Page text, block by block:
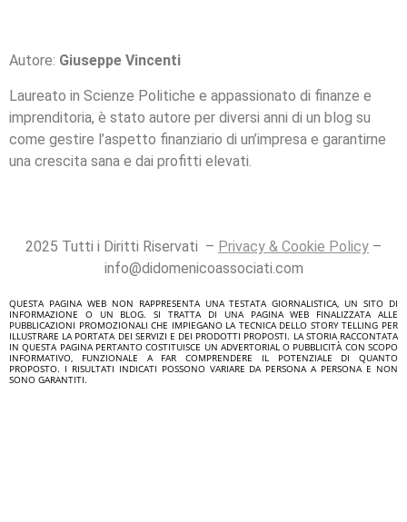
Autore: Giuseppe Vincenti
Laureato in Scienze Politiche e appassionato di finanze e
imprenditoria, è stato autore per diversi anni di un blog su
come gestire l’aspetto finanziario di un’impresa e garantirne
una crescita sana e dai profitti elevati.
2025 Tutti i Diritti Riservati – Privacy & Cookie Policy –
info@didomenicoassociati.com
QUESTA PAGINA WEB NON RAPPRESENTA UNA TESTATA GIORNALISTICA, UN SITO DI
INFORMAZIONE O UN BLOG. SI TRATTA DI UNA PAGINA WEB FINALIZZATA ALLE
PUBBLICAZIONI PROMOZIONALI CHE IMPIEGANO LA TECNICA DELLO STORY TELLING PER
ILLUSTRARE LA PORTATA DEI SERVIZI E DEI PRODOTTI PROPOSTI. LA STORIA RACCONTATA
IN QUESTA PAGINA PERTANTO COSTITUISCE UN ADVERTORIAL O PUBBLICITÀ CON SCOPO
INFORMATIVO, FUNZIONALE A FAR COMPRENDERE IL POTENZIALE DI QUANTO
PROPOSTO. I RISULTATI INDICATI POSSONO VARIARE DA PERSONA A PERSONA E NON
SONO GARANTITI.